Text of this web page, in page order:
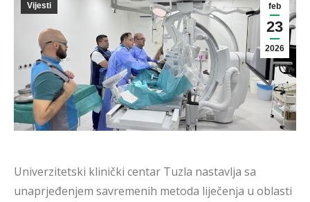
feb
23
2026
Vijesti
Univerzitetski klinički centar Tuzla nastavlja sa
unaprjeđenjem savremenih metoda liječenja u oblasti